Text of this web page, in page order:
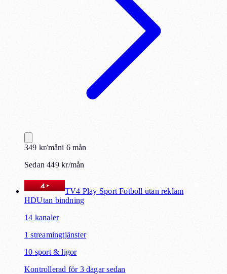
349 kr/måni 6 mån
Sedan 449 kr/mån
TV4 Play Sport Fotboll utan reklam
HDUtan bindning
14 kanaler
1 streamingtjänster
10 sport & ligor
Kontrollerad för 3 dagar sedan